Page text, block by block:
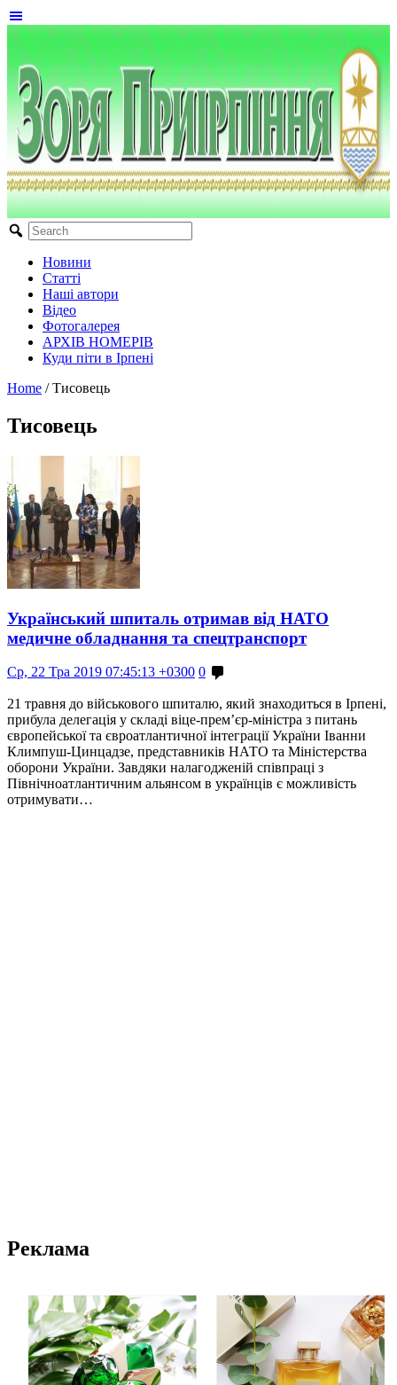
Новини
Статті
Наші автори
Відео
Фотогалерея
АРХІВ НОМЕРІВ
Куди піти в Ірпені
Home / Тисовець
Тисовець
Український шпиталь отримав від НАТО
медичне обладнання та спецтранспорт
Ср, 22 Тра 2019 07:45:13 +0300 0
21 травня до військового шпиталю, який знаходиться в Ірпені,
прибула делегація у складі віце-прем’єр-міністра з питань
європейської та євроатлантичної інтеграції України Іванни
Климпуш-Цинцадзе, представників НАТО та Міністерства
оборони України. Завдяки налагодженій співпраці з
Північноатлантичним альянсом в українців є можливість
отримувати…
Реклама